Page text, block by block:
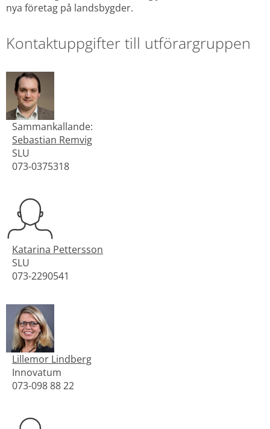
nya företag på landsbygder.
Kontaktuppgifter till utförargruppen
Sammankallande:
Sebastian Remvig
SLU
073-0375318
Katarina Pettersson
SLU
073-2290541
Lillemor Lindberg
Innovatum
073-098 88 22